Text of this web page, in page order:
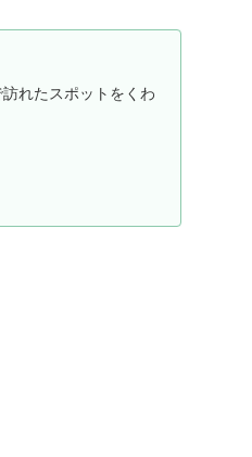
れたスポットをくわ